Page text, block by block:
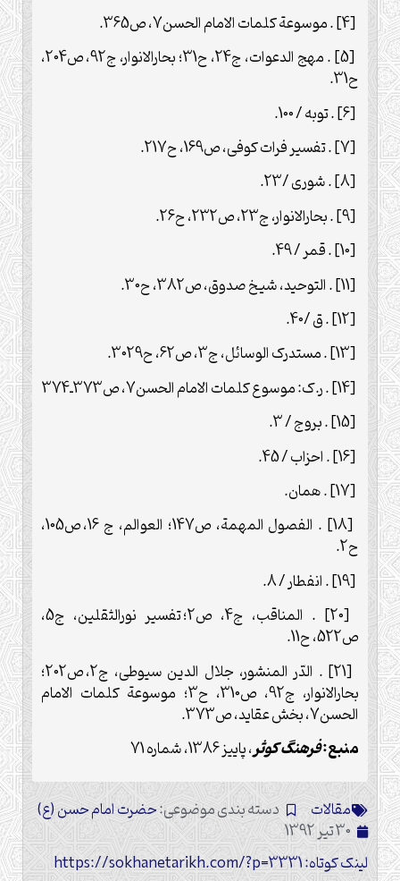
[4] . موسوعة کلمات الامام الحسن7، ص365.
[5] . مهج الدعوات، ج24، ح31؛ بحارالانوار، ج92، ص204،
ح31.
[6] . توبه / 100.
[7] . تفسیر فرات کوفی، ص169، ح217.
[8] . شوری /23.
[9] . بحارالانوار، ج23، ص232، ح26.
[10] . قمر / 49.
[11] . التوحید، شیخ صدوق، ص382، ح30.
[12] . ق /40.
[13] . مستدرک الوسائل، ج3، ص62، ح3029.
[14] . ر.ک: موسوع کلمات الامام الحسن7، ص373ـ374
[15] . بروج / 3.
[16] . احزاب / 45.
[17] . همان.
[18] . الفصول المهمة، ص147؛ العوالم، ج 16، ص105،
ح2.
[19] . انفطار / 8.
[20] . المناقب، ج4، ص2؛ تفسیر نورالثقلین، ج5،
ص522، ح11.
[21] . الدّر المنشور، جلال الدین سیوطی، ج2، ص202؛
بحارالانوار، ج92، ص310، ح3؛ موسوعة کلمات الامام
الحسن7، بخش عقاید، ص373.
منبع:فرهنگ كوثر، پاییز 1386، شماره 71
مقالات دسته بندی موضوعی:حضرت امام حسن (ع)
30 تیر 1392
لینک کوتاه: https://sokhanetarikh.com/?p=3331